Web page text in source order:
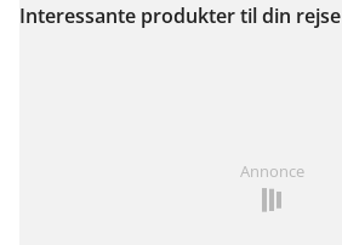
Se på kort
Interessante produkter til din rejse
Annonce